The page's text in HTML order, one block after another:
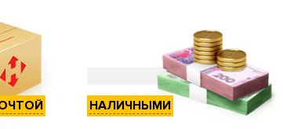
НАЛИЧНЫМИ